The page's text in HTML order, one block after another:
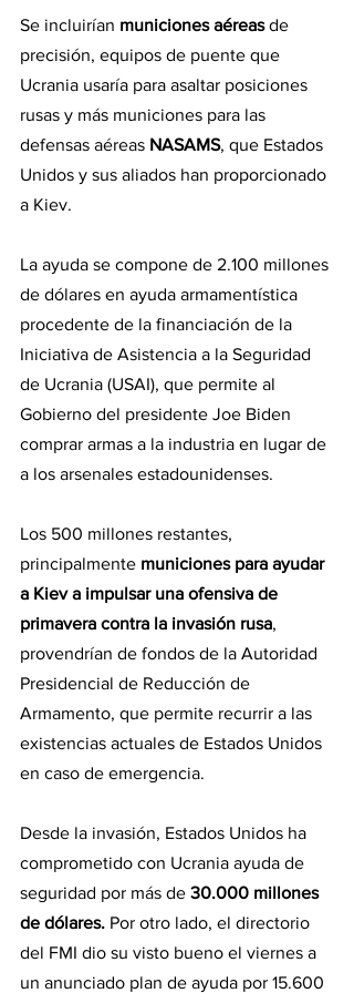
Se incluirían municiones aéreas de
precisión, equipos de puente que
Ucrania usaría para asaltar posiciones
rusas y más municiones para las
defensas aéreas NASAMS, que Estados
Unidos y sus aliados han proporcionado
a Kiev.
La ayuda se compone de 2.100 millones
de dólares en ayuda armamentística
procedente de la financiación de la
Iniciativa de Asistencia a la Seguridad
de Ucrania (USAI), que permite al
Gobierno del presidente Joe Biden
comprar armas a la industria en lugar de
a los arsenales estadounidenses.
Los 500 millones restantes,
principalmente municiones para ayudar
a Kiev a impulsar una ofensiva de
primavera contra la invasión rusa,
provendrían de fondos de la Autoridad
Presidencial de Reducción de
Armamento, que permite recurrir a las
existencias actuales de Estados Unidos
en caso de emergencia.
Desde la invasión, Estados Unidos ha
comprometido con Ucrania ayuda de
seguridad por más de 30.000 millones
de dólares. Por otro lado, el directorio
del FMI dio su visto bueno el viernes a
un anunciado plan de ayuda por 15.600